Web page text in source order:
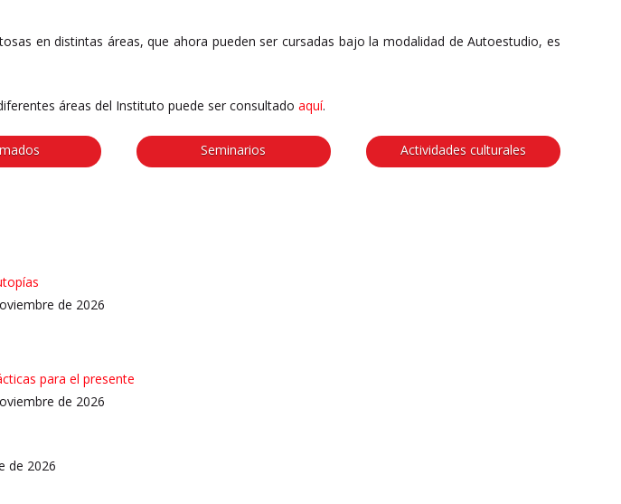
en distintas áreas, que ahora pueden ser cursadas bajo la modalidad de Autoestudio, es
áreas del Instituto puede ser consultadoaquí.
Seminarios Actividades culturales
de 2026
para el presente
de 2026
de 2026